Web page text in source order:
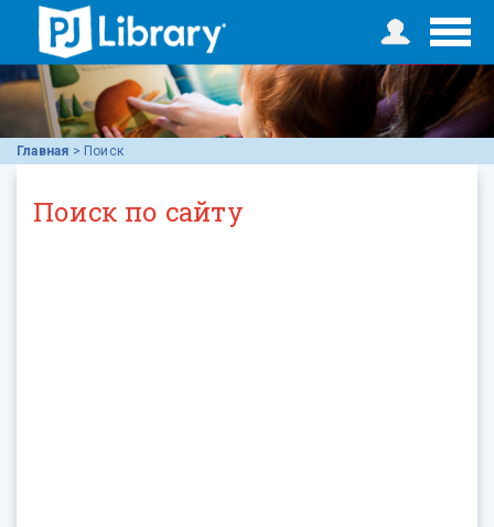
Главная > Поиск
Поиск по сайту